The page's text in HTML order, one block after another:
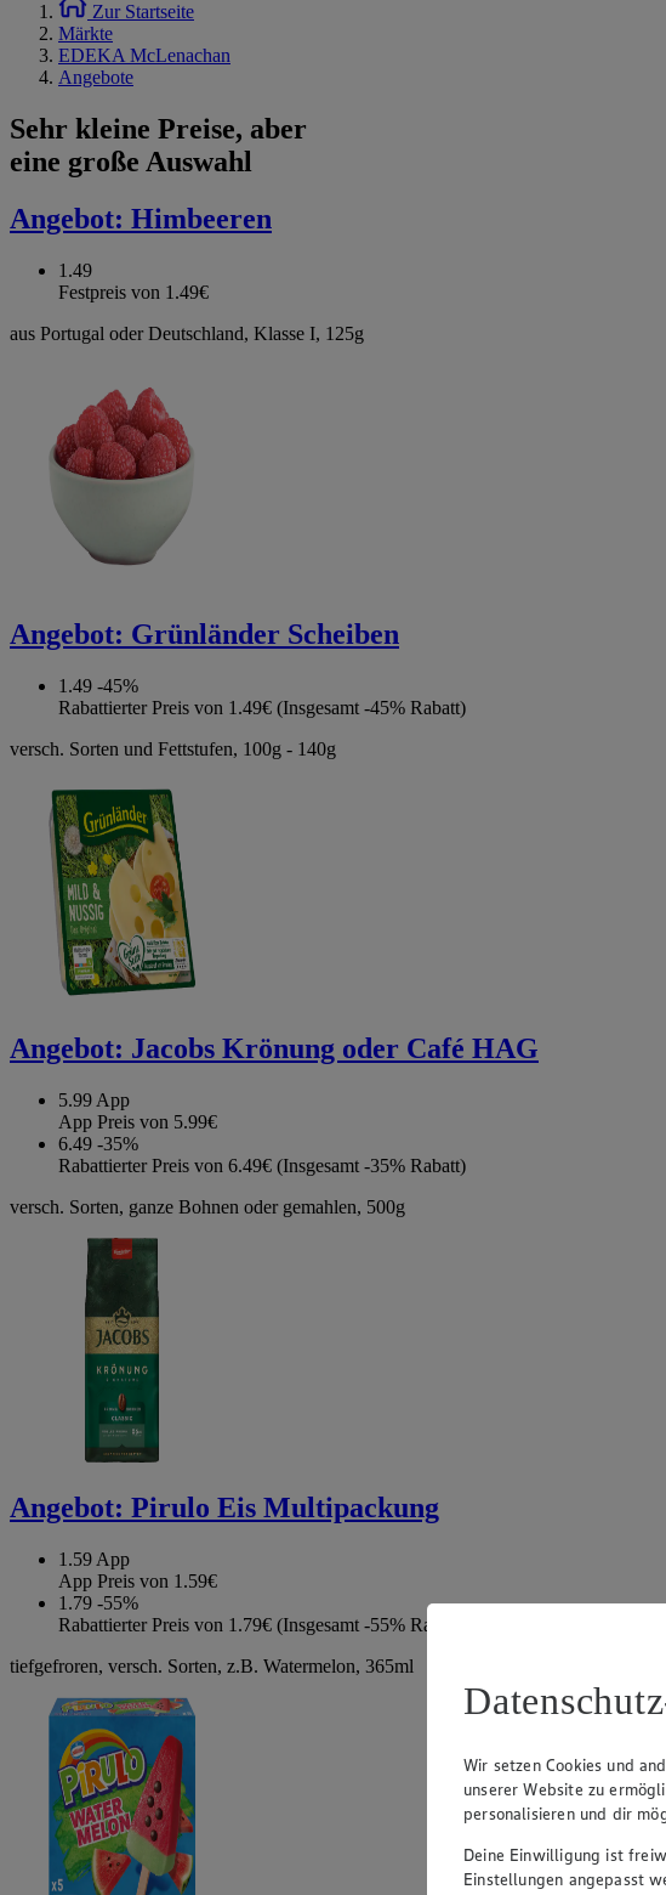
Zur Startseite
Märkte
EDEKA McLenachan
Angebote
Sehr kleine Preise, aber
eine große Auswahl
Angebot: Himbeeren
1.49
Festpreis von 1.49€
aus Portugal oder Deutschland, Klasse I, 125g
Angebot: Grünländer Scheiben
1.49 -45%
Rabattierter Preis von 1.49€ (Insgesamt -45% Rabatt)
versch. Sorten und Fettstufen, 100g - 140g
Angebot: Jacobs Krönung oder Café HAG
5.99 App
App Preis von 5.99€
6.49 -35%
Rabattierter Preis von 6.49€ (Insgesamt -35% Rabatt)
versch. Sorten, ganze Bohnen oder gemahlen, 500g
Angebot: Pirulo Eis Multipackung
1.59 App
App Preis von 1.59€
1.79 -55%
Rabattierter Preis von 1.79€ (Insgesamt -55% Rabatt)
tiefgefroren, versch. Sorten, z.B. Watermelon, 365ml
Wir setzen Cookies und
unserer Website zu
personalisieren und dir
Deine Einwilligung ist
Einstellungen angepasst